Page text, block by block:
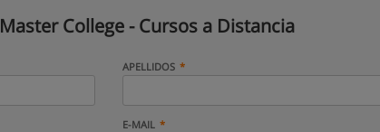
Master College - Cursos a Distancia
APELLIDOS
E-MAIL